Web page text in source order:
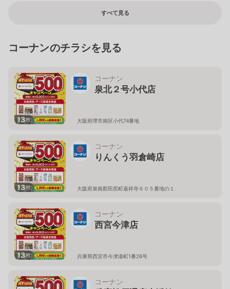
すべて見る
コーナンのチラシを見る
13枚
コーナン
泉北２号小代店
大阪府堺市南区小代74番地
13枚
コーナン
りんくう羽倉崎店
大阪府泉南郡田尻町嘉祥寺６０５番地の１
13枚
コーナン
西宮今津店
兵庫県西宮市今津港町1番26号
コーナン